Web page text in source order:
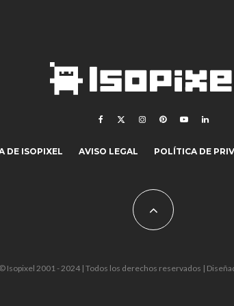
DE ISOPIXEL AVISO LEGAL POLÍTICA DE
© Isopixel 2001 - 2024 | Todos los derechos reservados |